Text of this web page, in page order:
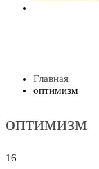
Главная
оптимизм
оптимизм
16